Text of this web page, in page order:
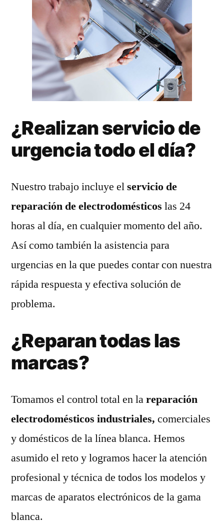
¿Realizan servicio de
urgencia todo el día?
Nuestro trabajo incluye elservicio de
reparación de electrodomésticos las 24
horas al día, en cualquier momento del año.
Así como también la asistencia para
urgencias en la que puedes contar con nuestra
rápida respuesta y efectiva solución de
problema.
¿Reparan todas las
marcas?
Tomamos el control total en lareparación
electrodomésticos industriales, comerciales
y domésticos de la línea blanca. Hemos
asumido el reto y logramos hacer la atención
profesional y técnica de todos los modelos y
marcas de aparatos electrónicos de la gama
blanca.